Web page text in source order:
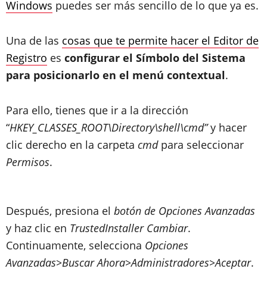
Windows puedes ser más sencillo de lo que ya es.
Una de las cosas que te permite hacer el Editor de
Registro es configurar el Símbolo del Sistema
para posicionarlo en el menú contextual.
Para ello, tienes que ir a la dirección
“HKEY_CLASSES_ROOT\Directory\shell\cmd”y hacer
clic derecho en la carpeta cmd para seleccionar
Permisos.
Después, presiona el botón de Opciones Avanzadas
y haz clic en TrustedInstaller Cambiar.
Continuamente, selecciona Opciones
Avanzadas>Buscar Ahora>Administradores>Aceptar.